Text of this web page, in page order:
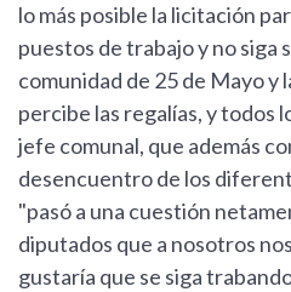
lo más posible la licitación
puestos de trabajo y no siga
comunidad de 25 de Mayo y
percibe las regalías, y todos
jefe comunal, que además
desencuentro de los
"pasó a una cuestión
diputados que a nosotros
gustaría que se siga